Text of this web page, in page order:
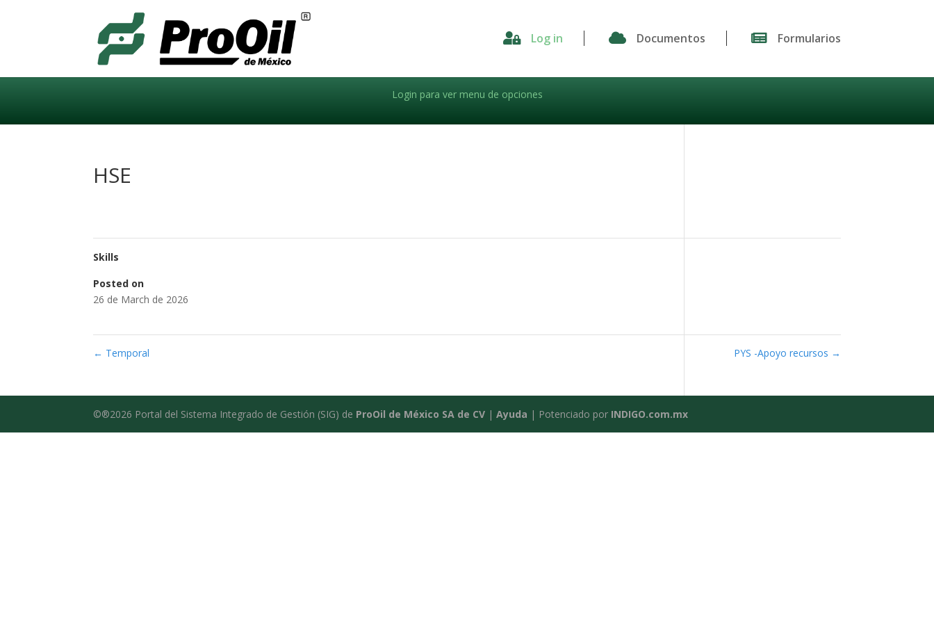
 Log in  Documentos  Formularios
Login para ver menu de opciones
HSE
Skills
Posted on
26 de March de 2026
← Temporal PYS -Apoyo recursos →
©®2026 Portal del Sistema Integrado de Gestión (SIG) de ProOil de México SA de CV |Ayuda | Potenciado por INDIGO.com.mx